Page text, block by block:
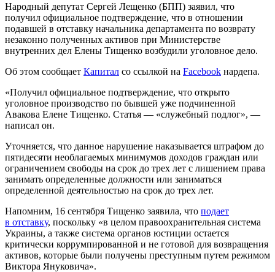
Народный депутат Сергей Лещенко (БПП) заявил, что
получил официальное подтверждение, что в отношении
подавшей в отставку начальника департамента по возврату
незаконно полученных активов при Министерстве
внутренних дел Елены Тищенко возбудили уголовное дело.
Об этом сообщает Капитал со ссылкой на Facebook нардепа.
«Получил официальное подтверждение, что открыто
уголовное производство по бывшей уже подчиненной
Авакова Елене Тищенко. Статья — «служебный подлог», —
написал он.
Уточняется, что данное нарушение наказывается штрафом до
пятидесяти необлагаемых минимумов доходов граждан или
ограничением свободы на срок до трех лет с лишением права
занимать определенные должности или заниматься
определенной деятельностью на срок до трех лет.
Напомним, 16 сентября Тищенко заявила, что подает
в отставку, поскольку «в целом правоохранительная система
Украины, а также система органов юстиции остается
критически коррумпированной и не готовой для возвращения
активов, которые были получены преступным путем режимом
Виктора Януковича».